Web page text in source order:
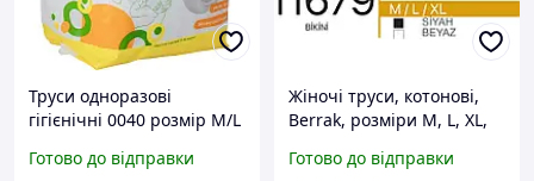
Труси одноразові
гігієнічні 0040 розмір M/L
Готово до відправки
Жіночі труси, котонові,
Berrak, розміри M, L, XL,
Готово до відправки